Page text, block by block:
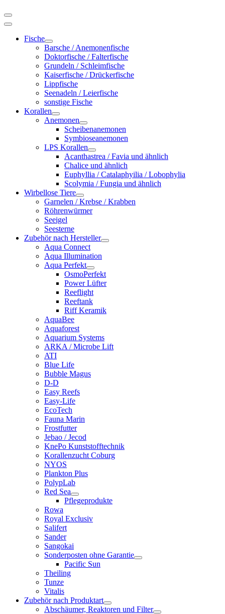
Fische
Barsche / Anemonenfische
Doktorfische / Falterfische
Grundeln / Schleimfische
Kaiserfische / Drückerfische
Lippfische
Seenadeln / Leierfische
sonstige Fische
Korallen
Anemonen
Scheibenanemonen
Symbioseanemonen
LPS Korallen
Acanthastrea / Favia und ähnlich
Chalice und ähnlich
Euphyllia / Catalaphyilia / Lobophylia
Scolymia / Fungia und ähnlich
Wirbellose Tiere
Garnelen / Krebse / Krabben
Röhrenwürmer
Seeigel
Seesterne
Zubehör nach Hersteller
Aqua Connect
Aqua Illumination
Aqua Perfekt
OsmoPerfekt
Power Lüfter
Reeflight
Reeftank
Riff Keramik
AquaBee
Aquaforest
Aquarium Systems
ARKA / Microbe Lift
ATI
Blue Life
Bubble Magus
D-D
Easy Reefs
Easy-Life
EcoTech
Fauna Marin
Frostfutter
Jebao / Jecod
KnePo Kunststofftechnik
Korallenzucht Coburg
NYOS
Plankton Plus
PolypLab
Red Sea
Pflegeprodukte
Rowa
Royal Exclusiv
Salifert
Sander
Sangokai
Sonderposten ohne Garantie
Pacific Sun
Theiling
Tunze
Vitalis
Zubehör nach Produktart
Abschäumer, Reaktoren und Filter